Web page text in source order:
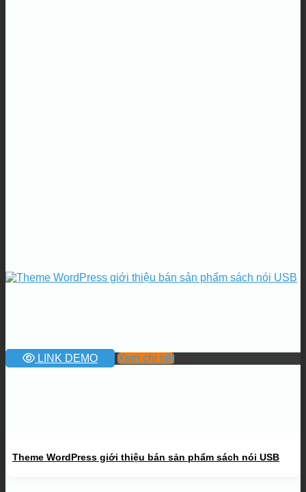
LINK DEMO Xem chi tiết
Theme WordPress giới thiệu bán sản phẩm sách nói USB